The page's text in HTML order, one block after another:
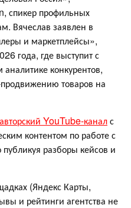
спикер профильных
Вячеслав заявлен в
и маркетплейсы»,
года, где выступит с
конкурентов,
товаров на
авторский YouTube-каналс
контентом по работе с
разборы кейсов и
(Яндекс Карты,
и рейтинги агентства не